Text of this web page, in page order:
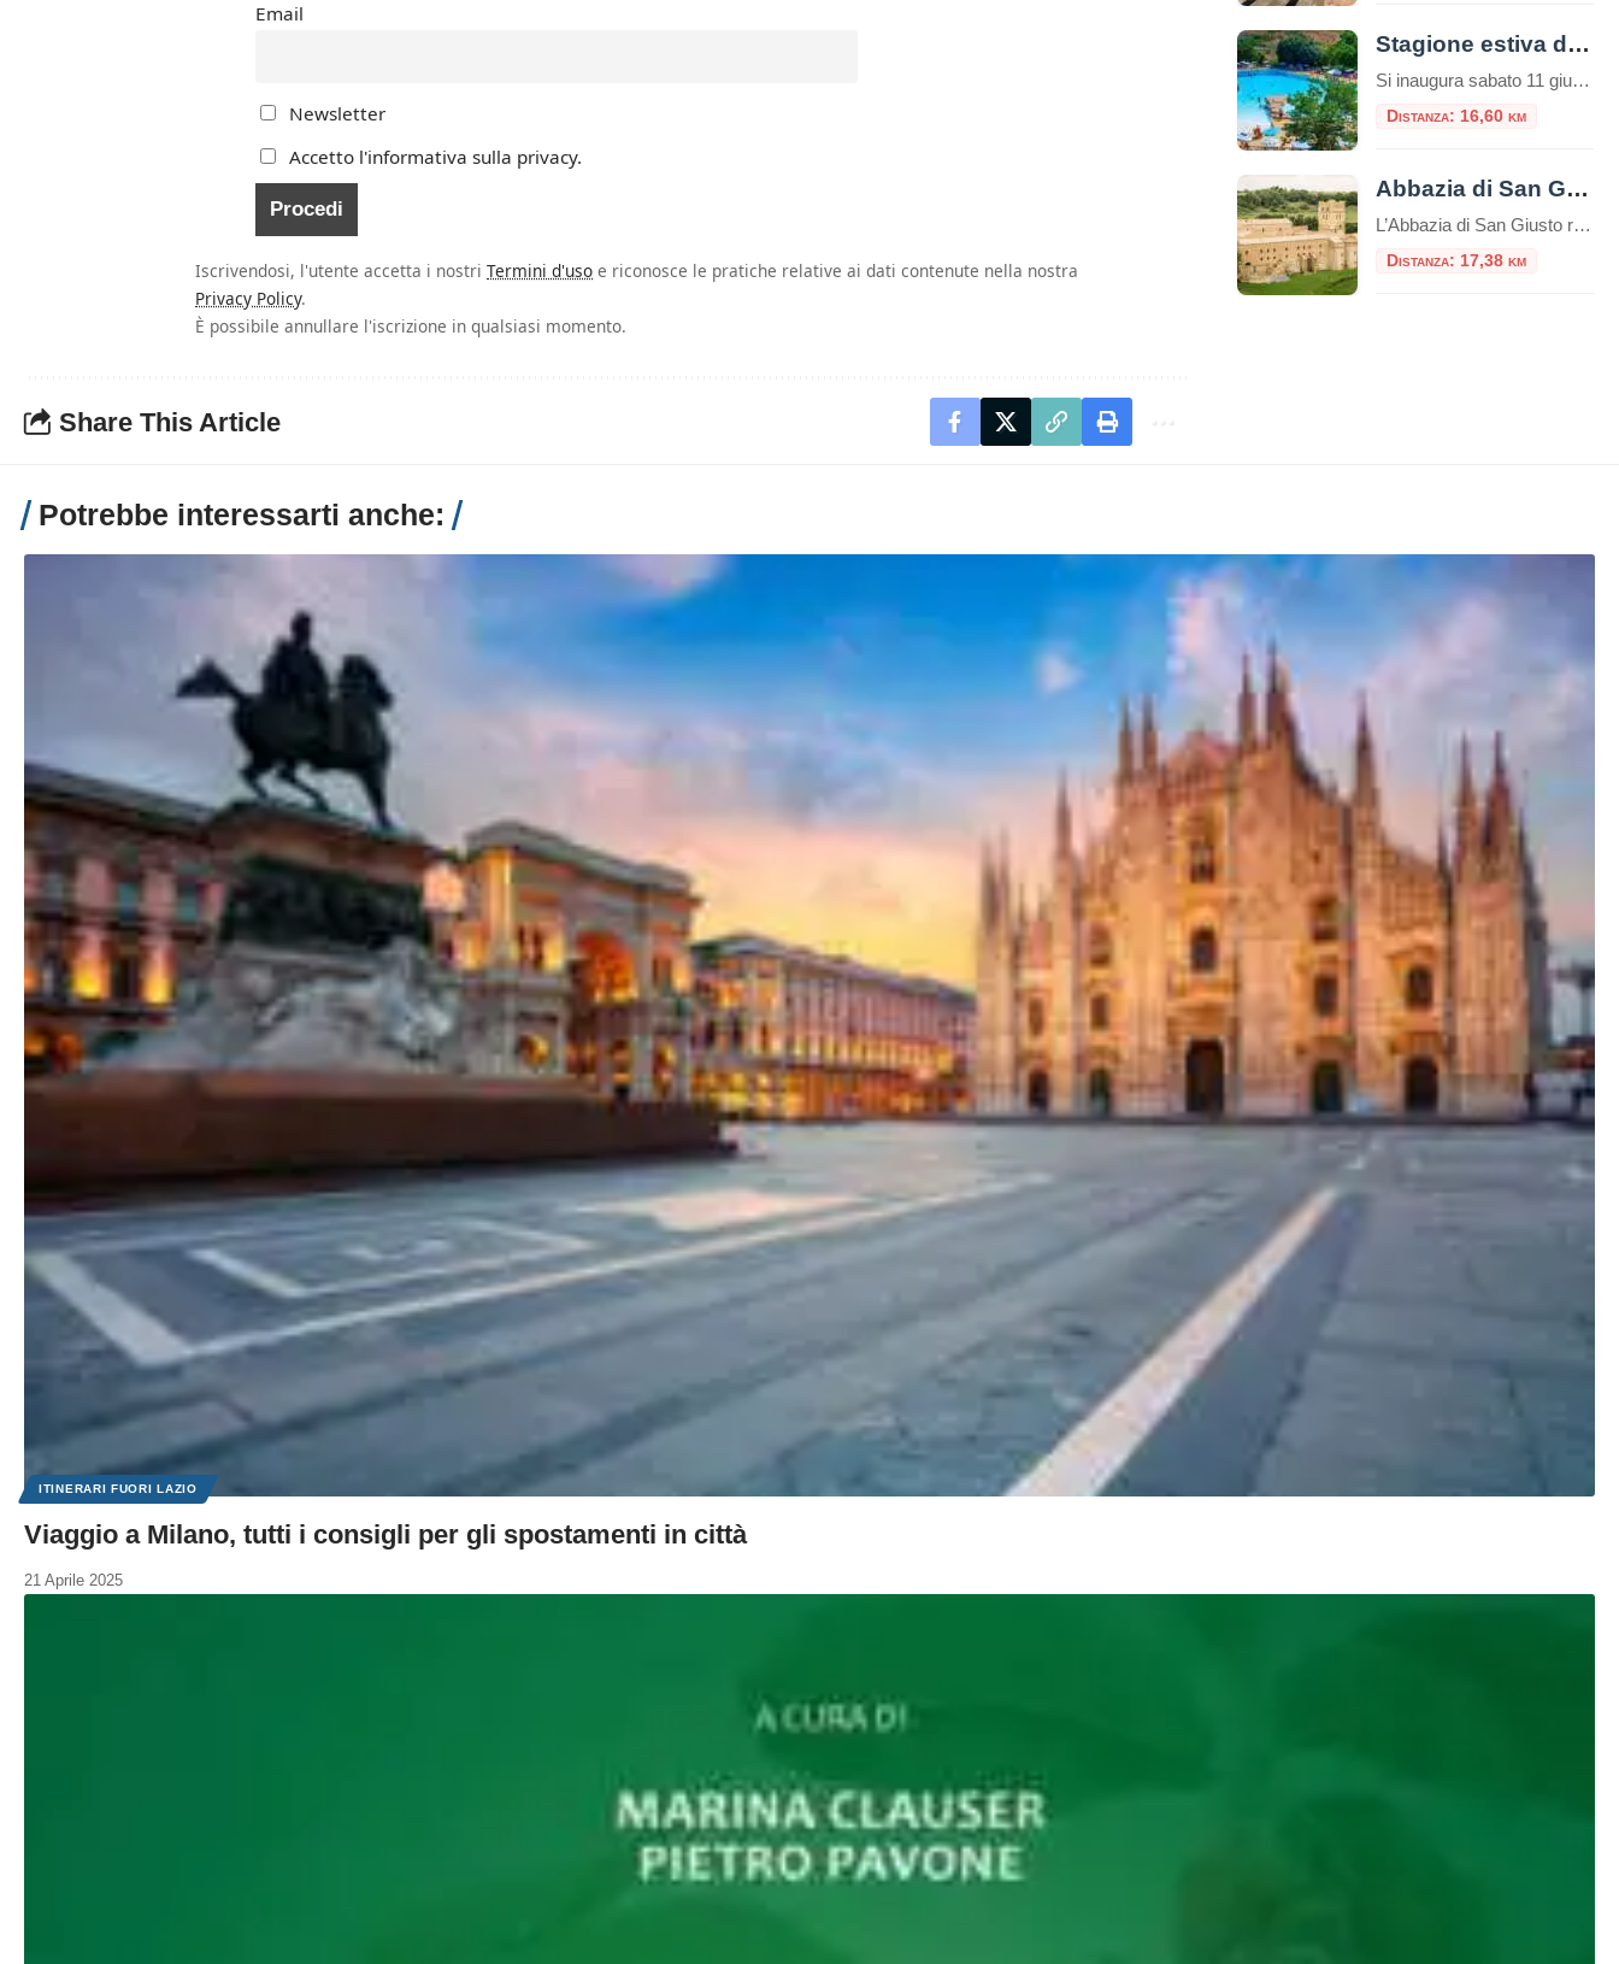
Email
Newsletter
Accetto l'informativa sulla privacy.
Iscrivendosi, l'utente accetta i nostriTermini d'uso e riconosce le pratiche relative ai dati contenute nella nostra
Privacy Policy.
È possibile annullare l'iscrizione in qualsiasi momento.
Share This Article
Stagione estiva di Aquafelix
Si inaugura sabato 11 giugno la nuova stagione di Aquafelix a Civitavecchia, il più grande Parco aquatico del Centro Italia, tra i 10 più belli nel Paese. Tante le attività in programma per una estate che si annuncia piena di eventi, con particolare attenzione alle famiglie e al divertimento dei bambini.Indice dei contenutiLa Storia e […]
Distanza: 16,60 km
Abbazia di San Giusto
L’Abbazia di San Giusto riunisce molti secoli di storia in uno splendido luogo. Il monastero si affaccia sulla valle del fiume Marta, protetto da colline su entrambi i lati. Questa zona, a quattro chilometri da Tuscania, è stata anche in tempi
Distanza: 17,38 km
Potrebbe interessarti anche:
ITINERARI FUORI LAZIO
Viaggio a Milano, tutti i consigli per gli spostamenti in città
21 Aprile 2025